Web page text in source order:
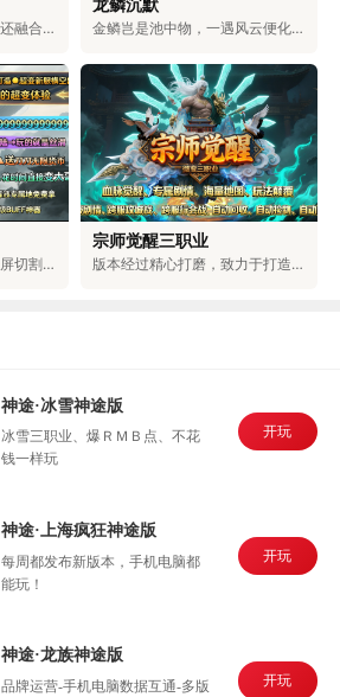
这里不仅有修仙的冒险，还融合了浪漫的爱情、激烈的权谋和对无上大道的追求。在这里，可以和仙盟的伙伴们一起探索神秘的地方，和命中注定的道侣一起修炼。可以体验到用剑斩断天空的畅快，也能感受到和爱人相互陪伴的温暖。可以选择成为三界中最有权力的人，也可以和道侣一起自由自在地生活。你的仙侠人生，由你自己决定。 金鳞岂是池中物，一遇风云便化龙！踏入龙族专属的世界，你将拥有龙牙的锋利，能刺穿一切罪恶；龙角的傲然，可蔑视一切敌人；龙爪的强劲，能撕破一切阻碍；龙眸的凝视，可看穿一切虚伪；龙血的燃烧，能燃尽一切黑暗；龙怒的嘶吼，可震碎一切魔障；龙鳞的威严，彰显着顺我者生、逆我者亡的绝对霸气！少年，拿起护龙之刃，守护龙之圣地，捍卫龙族荣耀，守护整片大陆！
自动回收、全屏捡物、全屏切割、超大仓库统统免费送，无卡顿，百阶装备轻松爆，充值福利超丰厚。上百件专属神器、多元玩法，搭配独特机制与炫酷特效，无套路、无强制消费，耗时就能解锁全部内容。团队耗时二年精心打磨，大陆功能完善，邀你尽情体验。
宗师觉醒三职业
版本经过精心打磨，致力于打造物价稳定、玩法多元的生态服。游戏支持玩家自由交易，所有装备都由BOSS掉落，一切靠打，公平公正。同时，还具备自动回收、捡物、巡航等便捷功能，解放双手轻松升级。在保留经典玩法的基础上，新增了血脉觉醒、秘宝探索、装备觉醒等特色内容，兼具热血与便捷，重塑全新的冒险体验。
神途·冰雪神途版
冰雪三职业、爆ＲＭＢ点、不花
钱一样玩
开玩
神途·上海疯狂神途版
每周都发布新版本，手机电脑都
能玩！
开玩
神途·龙族神途版
品牌运营-手机电脑数据互通-多版
开玩